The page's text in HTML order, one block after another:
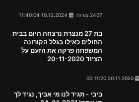
2407 צפיות
בת 27 מנצרת נרצחה היום בבית
החולים כאילו בגלל הקורונה
המשפחה פרקה את הזעם על
הציוד 20-11-2020
ביבי - תגיד לנו מי אביך, נגיד לך